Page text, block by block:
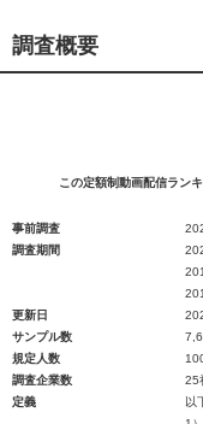
調査概要
この定額制動画配信ラン
事前調査
調査期間
更新日
サンプル数
規定人数
調査企業数
25
定義
以